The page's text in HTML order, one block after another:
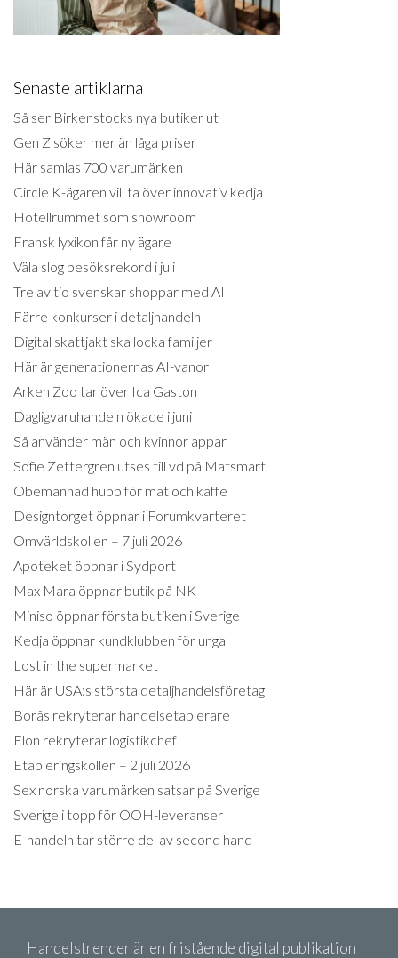
Senaste artiklarna
Så ser Birkenstocks nya butiker ut
Gen Z söker mer än låga priser
Här samlas 700 varumärken
Circle K-ägaren vill ta över innovativ kedja
Hotellrummet som showroom
Fransk lyxikon får ny ägare
Väla slog besöksrekord i juli
Tre av tio svenskar shoppar med AI
Färre konkurser i detaljhandeln
Digital skattjakt ska locka familjer
Här är generationernas AI-vanor
Arken Zoo tar över Ica Gaston
Dagligvaruhandeln ökade i juni
Så använder män och kvinnor appar
Sofie Zettergren utses till vd på Matsmart
Obemannad hubb för mat och kaffe
Designtorget öppnar i Forumkvarteret
Omvärldskollen – 7 juli 2026
Apoteket öppnar i Sydport
Max Mara öppnar butik på NK
Miniso öppnar första butiken i Sverige
Kedja öppnar kundklubben för unga
Lost in the supermarket
Här är USA:s största detaljhandelsföretag
Borås rekryterar handelsetablerare
Elon rekryterar logistikchef
Etableringskollen – 2 juli 2026
Sex norska varumärken satsar på Sverige
Sverige i topp för OOH-leveranser
E-handeln tar större del av second hand
Handelstrender är en fristående digital publikation